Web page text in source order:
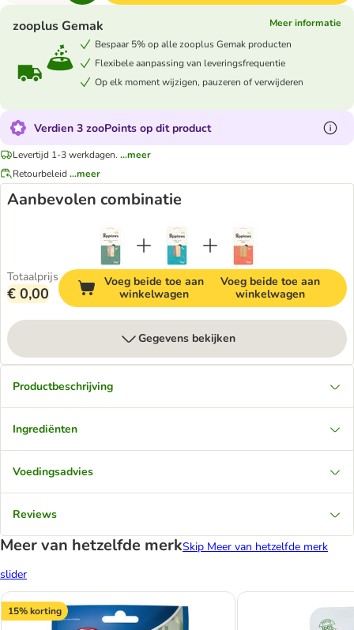
zooplus Gemak
Meer informatie
Bespaar 5% op alle zooplus Gemak producten
Flexibele aanpassing van leveringsfrequentie
Op elk moment wijzigen, pauzeren of verwijderen
Verdien 3 zooPoints op dit product
Levertijd 1-3 werkdagen. ...meer
Retourbeleid ...meer
Aanbevolen combinatie
Totaalprijs
€ 0,00
Voeg beide toe aan
winkelwagen
Voeg beide toe aan
winkelwagen
Gegevens bekijken
Productbeschrijving
Ingrediënten
Voedingsadvies
Reviews
Meer van hetzelfde merkSkip Meer van hetzelfde merk
slider
15% korting